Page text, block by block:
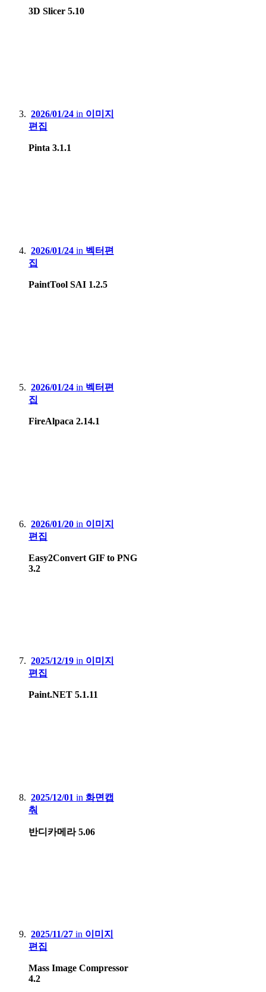
3D Slicer 5.10
2026/01/24 in 이미지
편집
Pinta 3.1.1
2026/01/24 in 벡터편
집
PaintTool SAI 1.2.5
2026/01/24 in 벡터편
집
FireAlpaca 2.14.1
2026/01/20 in 이미지
편집
Easy2Convert GIF to PNG
3.2
2025/12/19 in 이미지
편집
Paint.NET 5.1.11
2025/12/01 in 화면캡
춰
반디카메라 5.06
2025/11/27 in 이미지
편집
Mass Image Compressor
4.2